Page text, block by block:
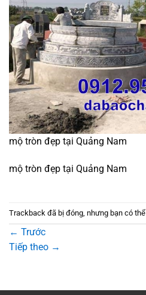
mộ tròn đẹp tại Quảng Nam
mộ tròn đẹp tại Quảng Nam
Trackback đã bị đóng, nhưng bạn có thể
← Trước
Tiếp theo →